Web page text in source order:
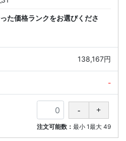
た価格ランクをお選びくださ
138,167円
-
注文可能数： 最小 1最大 49